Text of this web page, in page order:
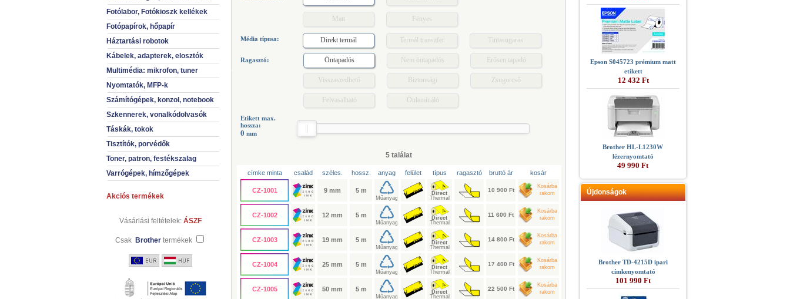
Fotólabor, Fotókioszk kellékek
Fotópapírok, hőpapír
Háztartási robotok
Kábelek, adapterek, elosztók
Multimédia: mikrofon, tuner
Nyomtatók, MFP-k
Számítógépek, konzol, notebook
Szkennerek, vonalkódolvasók
Táskák, tokok
Tisztítók, porvédők
Toner, patron, festékszalag
Varrógépek, hímzőgépek
Akciós termékek
Vásárlási feltételek: ÁSZF
Csak Brother termékek
Matt Fényes
Média típusa: Direkt termál Termál transzfer Tintasugaras
Ragasztó: Öntapadós Nem öntapadós Erősen tapadó
Visszaszedhető Biztonsági Zsugorcső
Felvasalható Önlamináló
Etikett max.
hossza:
0 mm
5 találat
címke minta család széles. hossz. anyag felület típus ragasztó bruttó ár kosár
CZ-1001 9 mm 5 m 10 900 Ft
Kosárba
rakom
CZ-1002 12 mm 5 m 11 600 Ft
Kosárba
rakom
CZ-1003 19 mm 5 m 14 800 Ft
Kosárba
rakom
CZ-1004 25 mm 5 m 17 400 Ft
Kosárba
rakom
CZ-1005 50 mm 5 m 22 500 Ft
Kosárba
rakom
Epson S045723 prémium matt
etikett
12 432 Ft
Brother HL-L1230W
lézernyomtató
49 990 Ft
Újdonságok
Brother TD-4215D ipari
címkenyomtató
101 990 Ft